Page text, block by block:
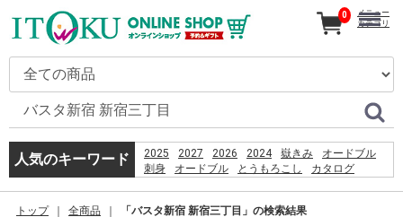
人気のキーワード 2025 2027 2026 2024 嶽きみ
オードブル
刺身
オードブル とうもろこし
カタログ
0
メニュー
カテゴリ
トップ 全商品 「バスタ新宿 新宿三丁目」の検索結果